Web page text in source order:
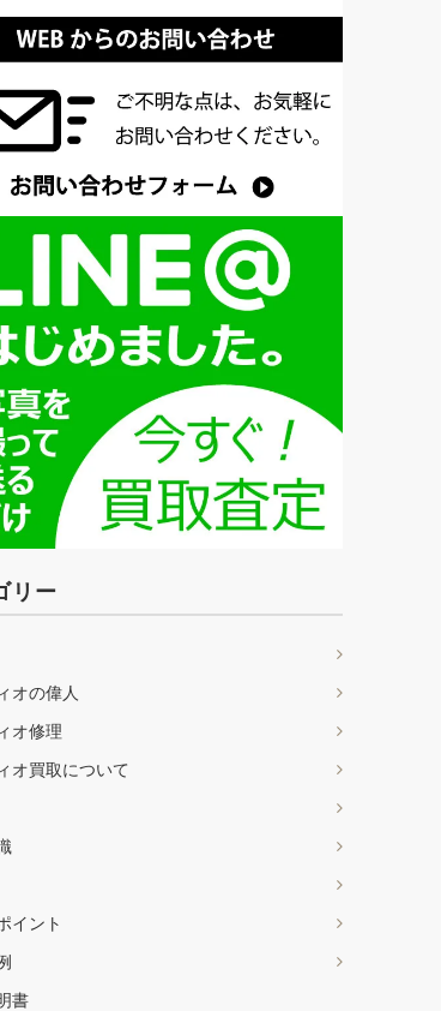
リー
オの偉人
オ修理
オ買取について
イント
書